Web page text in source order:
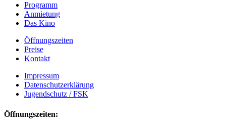
Programm
Anmietung
Das Kino
Öffnungszeiten
Preise
Kontakt
Impressum
Datenschutzerklärung
Jugendschutz / FSK
Öffnungszeiten: